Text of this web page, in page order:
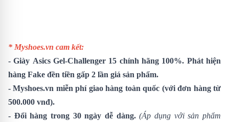
* Myshoes.vn cam kết:
-Giày Asics Gel-Challenger 15 chính hãng 100%. Phát hiện
hàng Fake đền tiền gấp 2 lần giá sản phẩm.
- Myshoes.vn miễn phí giao hàng toàn quốc (với đơn hàng từ
500.000 vnđ).
- Đổi hàng trong 30 ngày dễ dàng.(Áp dụng với sản phẩm